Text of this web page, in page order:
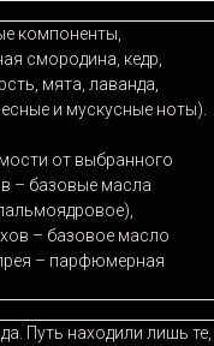
компоненты,
смородина, кедр,
мята, лаванда,
и мускусные ноты).
от выбранного
– базовые масла
– базовое масло
– парфюмерная
Путь находили лишь те,